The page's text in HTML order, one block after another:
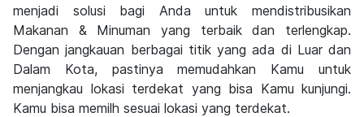
menjadi solusi bagi Anda untuk mendistribusikan
Makanan & Minuman yang terbaik dan terlengkap.
Dengan jangkauan berbagai titik yang ada di Luar dan
Dalam Kota, pastinya memudahkan Kamu untuk
menjangkau lokasi terdekat yang bisa Kamu kunjungi.
Kamu bisa memilh sesuai lokasi yang terdekat.